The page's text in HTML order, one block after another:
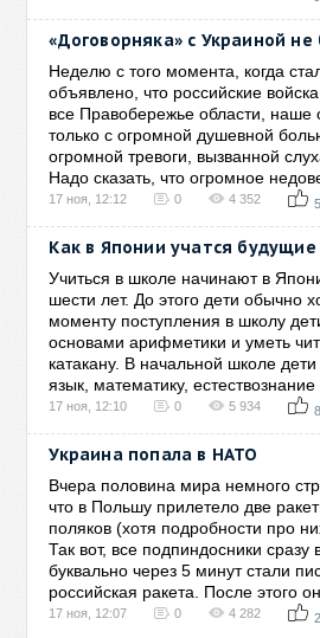
«Договорняка» с Украиной не
Неделю с того момента, когда
объявлено, что российские
все Правобережье области, наше
только с огромной душевной
огромной тревоги, вызванной
Надо сказать, что огромное
17 ноя, 12:12 0 4 352 5
Как в Японии учатся будущие
Учиться в школе начинают в
шести лет. До этого дети обычно
моменту поступления в школу
основами арифметики и уметь
катакану. В начальной школе
язык, математику,
17 ноя, 12:10 0 5 934 8
Украина попала в НАТО
Вчера половина мира немного
что в Польшу прилетело две
поляков (хотя подробности про
Так вот, все подпиндосники сразу
буквально через 5 минут стали
российская ракета. После этого
17 ноя, 12:07 0 4 282 2